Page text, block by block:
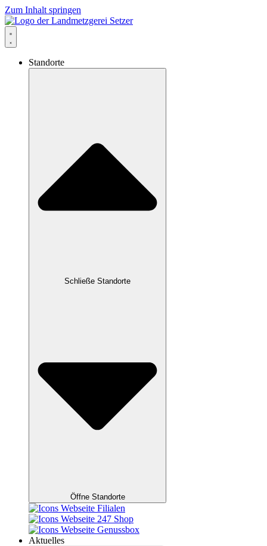
Zum Inhalt springen
Standorte
Schließe Standorte
Öffne Standorte
Aktuelles